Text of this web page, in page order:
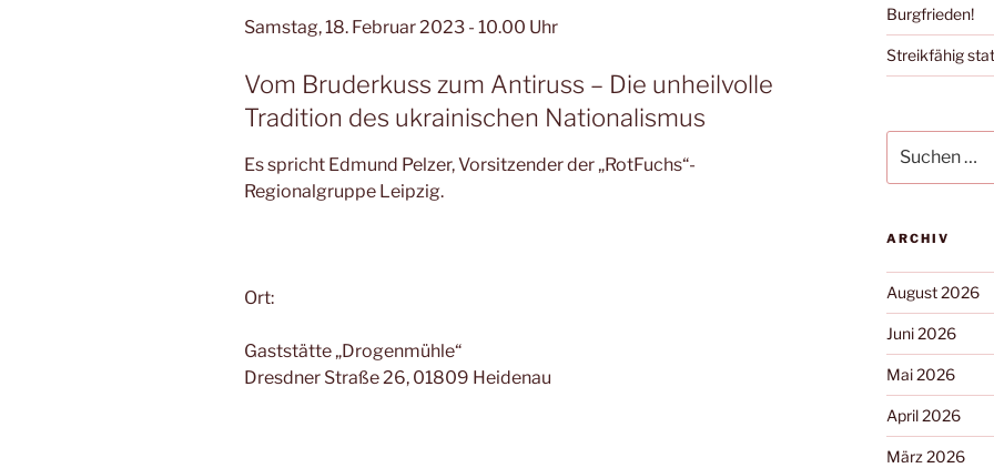
Samstag,18. Februar 2023 - 10.00 Uhr
Vom Bruderkuss zum Antiruss – Die unheilvolle
Tradition des ukrainischen Nationalismus
Es spricht Edmund Pelzer, Vorsitzender der „RotFuchs“-
Regionalgruppe Leipzig.
Ort:
Gaststätte „Drogenmühle“
Dresdner Straße 26, 01809 Heidenau
Burgfrieden!
Streikfähig
ARCHIV
August 2026
Juni 2026
Mai 2026
April 2026
März 2026